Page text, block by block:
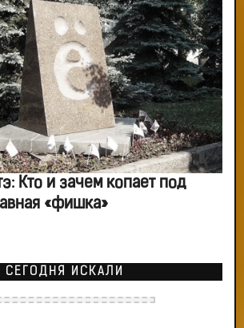
Кто и зачем копает под
«фишка»
СЕГОДНЯ ИСКАЛИ